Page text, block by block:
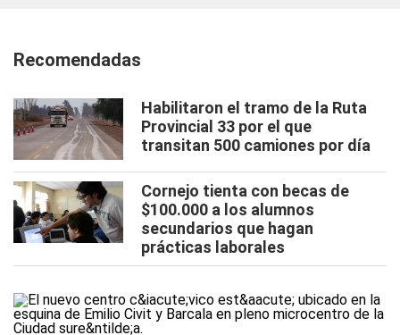
Recomendadas
Habilitaron el tramo de la Ruta
Provincial 33 por el que
transitan 500 camiones por día
Cornejo tienta con becas de
$100.000 a los alumnos
secundarios que hagan
prácticas laborales